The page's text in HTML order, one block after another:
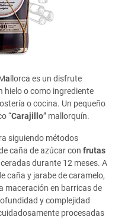
a llorca es un disfrute
hielo o como ingrediente
o cocina. Un pequeño
“Carajillo” mallorquín.
siguiendo métodos
caña de azúcar con frutas
durante 12 meses. A
caña y jarabe de caramelo,
maceración en barricas de
y complejidad
procesadas